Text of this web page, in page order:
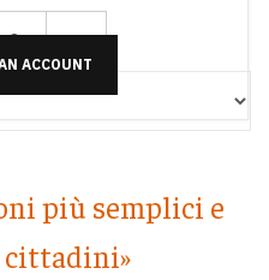
ACCOUNT
più semplici e